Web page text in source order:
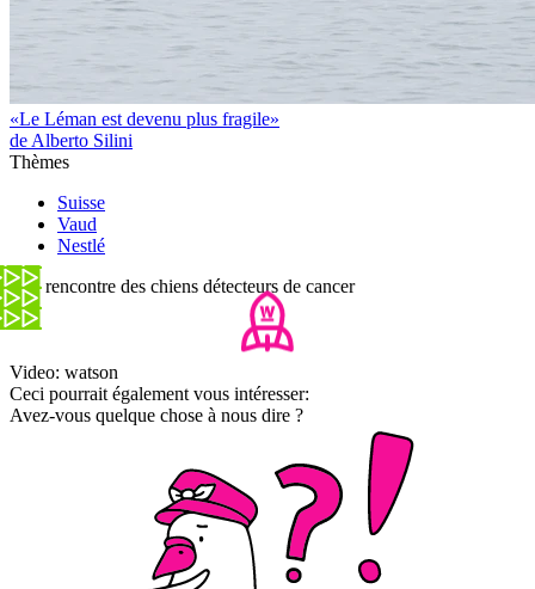
«Le Léman est devenu plus fragile»
de Alberto Silini
Thèmes
Suisse
Vaud
Nestlé
A la rencontre des chiens détecteurs de cancer
Video: watson
Ceci pourrait également vous intéresser:
Avez-vous quelque chose à nous dire ?